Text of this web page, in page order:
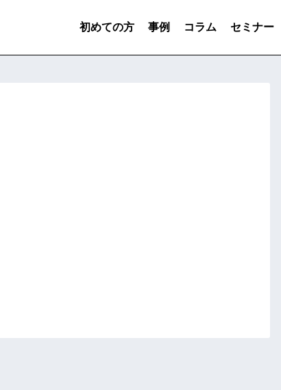
初めての方 事例 コラム セミナー